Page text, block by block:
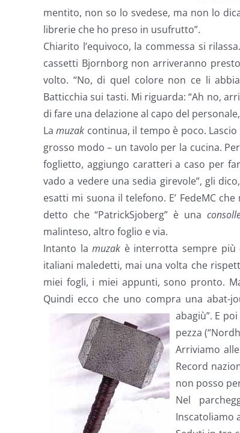
mentito, non so lo svedese, ma non lo
librerie che ho preso in usufrutto”.
Chiarito l’equivoco, la commessa si
cassetti Bjornborg non arriveranno
volto. “No, di quel colore non ce li
Batticchia sui tasti. Mi riguarda: “Ah no,
di fare una delazione al capo del
Lamuzak continua, il tempo è poco.
grosso modo – un tavolo per la cucina.
foglietto, aggiungo caratteri a caso per
vado a vedere una sedia girevole”, gli
esatti mi suona il telefono. E’ FedeMC
detto che “PatrickSjoberg” è una
malinteso, altro foglio e via.
Intanto lamuzak è interrotta sempre più
italiani maledetti, mai una volta che
miei fogli, i miei appunti, sono pronto.
Quindi ecco che uno compra una abat-
abagiù”. E
pezza
Arriviamo
Record
non posso
Nel
Inscatoliamo